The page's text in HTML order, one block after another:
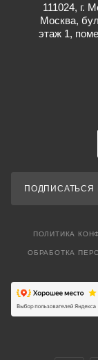
111024, г.
Москва,
этаж 1,
ПОДПИСАТЬСЯ
ПОЛИТИКА
ОБРАБОТКА